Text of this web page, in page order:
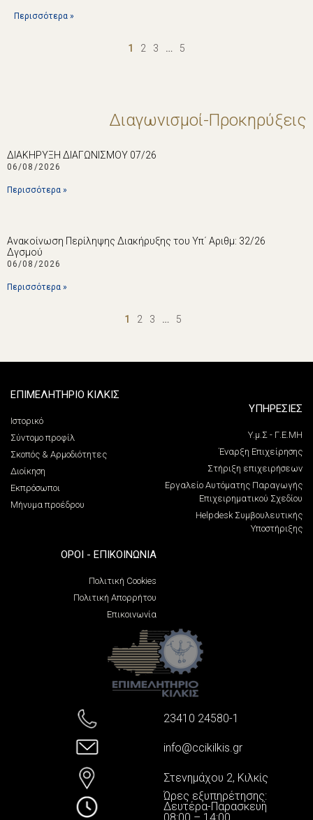
Περισσότερα »
1 2 3 … 5
Διαγωνισμοί-Προκηρύξεις
ΔΙΑΚΗΡΥΞΗ ΔΙΑΓΩΝΙΣΜΟΥ 07/26
06/08/2026
Περισσότερα »
Ανακοίνωση Περίληψης Διακήρυξης του Υπ΄ Αριθμ: 32/26
Δγσμού
06/08/2026
Περισσότερα »
1 2 3 … 5
ΕΠΙΜΕΛΗΤΗΡΙΟ ΚΙΛΚΙΣ
Ιστορικό
Σύντομο προφίλ
Σκοπός & Αρμοδιότητες
Διοίκηση
Εκπρόσωποι
Μήνυμα προέδρου
ΥΠΗΡΕΣΙΕΣ
Υ.μ.Σ - Γ.Ε.ΜΗ
Έναρξη Επιχείρησης
Στήριξη επιχειρήσεων
Εργαλείο Αυτόματης Παραγωγής
Επιχειρηματικού Σχεδίου
Helpdesk Συμβουλευτικής
Υποστήριξης
ΌΡΟΙ - ΕΠΙΚΟΙΝΩΝΊΑ
Πολιτική Cookies
Πολιτική Απορρήτου
Επικοινωνία
23410 24580-1
info@ccikilkis.gr
Στενημάχου 2, Κιλκίς
Ώρες εξυπηρέτησης:
Δευτέρα-Παρασκευή
08:00 – 14:00